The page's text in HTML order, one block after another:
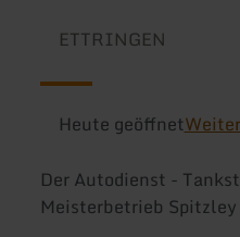
ETTRINGEN
Heute geöffnet
Der Autodienst -
Meisterbetrieb